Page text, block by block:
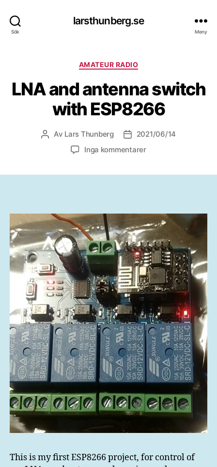
Sök
larsthunberg.se
Meny
Kategorier
AMATEUR RADIO
LNA and antenna switch
with ESP8266
Inläggsförfattare
Av Lars Thunberg Inläggsdatum
2021/06/14
Inga kommentarertill
ESP8266
This is my first ESP8266 project, for control of